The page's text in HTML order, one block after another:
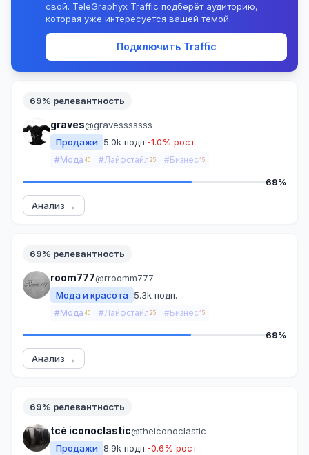
свой. TeleGraphyx Traffic подберёт аудиторию,
которая уже интересуется вашей темой.
Подключить Traffic
69% релевантность
graves@gravesssssss
Продажи
5.0k подп.-1.0% рост
#Мода 40 #Лайфстайл 25 #Бизнес 15
69%
Анализ →
69% релевантность
room777@rroomm777
Мода и красота
5.3k подп.
#Мода 40 #Лайфстайл 25 #Бизнес 15
69%
Анализ →
69% релевантность
tcé iconoclastic@theiconoclastic
Продажи 8.9k подп.-0.6% рост